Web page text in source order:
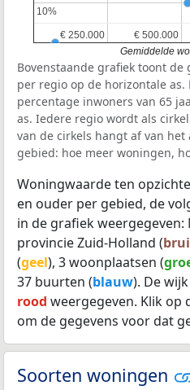
€ 250.000
€ 250.000 € 500.000
€ 500.000
10%
10%
Gemiddelde
Bovenstaande grafiek toont
per regio op de horizontale
percentage inwoners van 65
as. Iedere regio wordt als
van de cirkels hangt af van
gebied: hoe meer woningen,
Woningwaarde ten
en ouder per gebied, de
in de grafiek weergegeven:
provincie Zuid-Holland (
(geel), 3 woonplaatsen (
37 buurten (blauw). De
rood weergegeven. Klik op
om de gegevens voor dat
Soorten woningen